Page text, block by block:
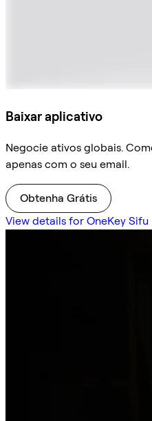
Baixar aplicativo
Negocie ativos globais.
apenas com o seu email.
Obtenha Grátis
View details for OneKey Sifu